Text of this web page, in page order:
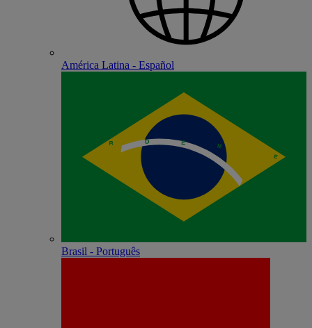
América Latina - Español
Brasil - Português